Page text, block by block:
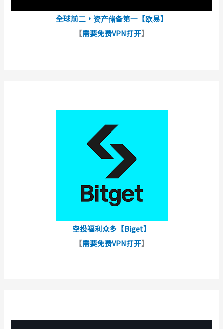
全球前二，资产储备第一【欧易】
【需要免费VPN打开】
空投福利众多【Biget】
【需要免费VPN打开】